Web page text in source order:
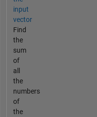
input
vector
Find
the
sum
of
all
the
numbers
of
the